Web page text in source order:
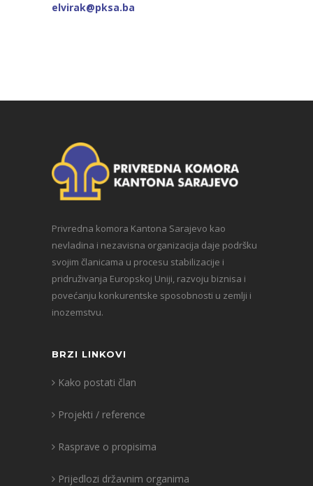
elvirak@pksa.ba
Privredna komora Kantona Sarajevo kao
nevladina i nezavisna organizacija daje podršku
svojim članicama u procesu stabilizacije i
pridruživanja Europskoj Uniji, razvoju biznisa i
povećanju konkurentske sposobnosti u zemlji i
inozemstvu.
BRZI LINKOVI
Kako postati član
Projekti / reference
Rasprave o propisima
Prijedlozi državnim organima